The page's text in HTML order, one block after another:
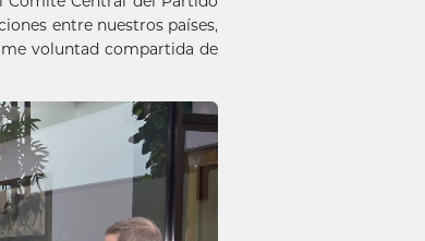
entre nuestros países,
voluntad compartida de